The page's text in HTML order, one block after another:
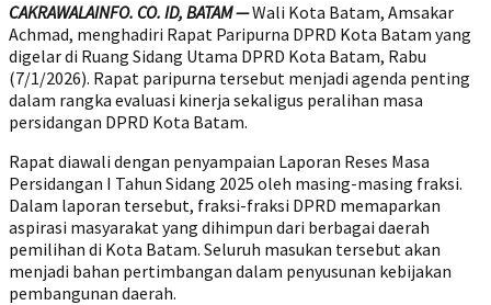
CAKRAWALAINFO. CO. ID, BATAM —Wali Kota Batam, Amsakar
Achmad, menghadiri Rapat Paripurna DPRD Kota Batam yang
digelar di Ruang Sidang Utama DPRD Kota Batam, Rabu
(7/1/2026). Rapat paripurna tersebut menjadi agenda penting
dalam rangka evaluasi kinerja sekaligus peralihan masa
persidangan DPRD Kota Batam.
Rapat diawali dengan penyampaian Laporan Reses Masa
Persidangan I Tahun Sidang 2025 oleh masing-masing fraksi.
Dalam laporan tersebut, fraksi-fraksi DPRD memaparkan
aspirasi masyarakat yang dihimpun dari berbagai daerah
pemilihan di Kota Batam. Seluruh masukan tersebut akan
menjadi bahan pertimbangan dalam penyusunan kebijakan
pembangunan daerah.